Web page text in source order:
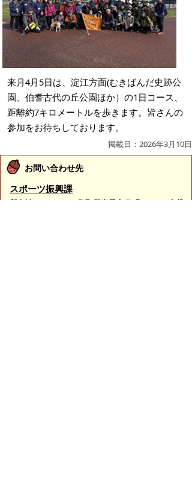
来月4月5日は、淀江方面(むきばんだ史跡公
園、伯耆古代の丘公園ほか）の1日コース、
距離約7キロメートルを歩きます。皆さんの
参加をお待ちしております。
掲載日：2026年3月10日
お問い合わせ先
スポーツ振興課
所在地/〒683-0067 鳥取県米子市東町161-2 （市役